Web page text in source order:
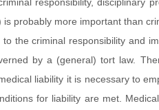
responsibility, disciplinary
probably more important than
the criminal responsibility and
by a (general) tort law.
liability it is necessary to
for liability are met.